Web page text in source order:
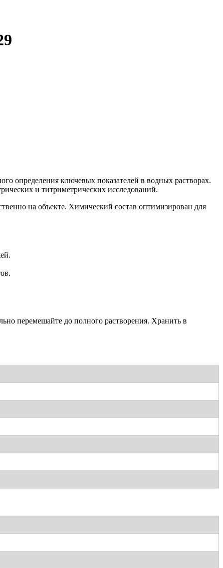
определения ключевых показателей в водных растворах.
и титриметрических исследований.
на объекте. Химический состав оптимизирован для
перемешайте до полного растворения. Хранить в